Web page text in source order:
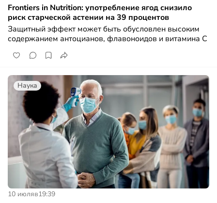
Frontiers in Nutrition: употребление ягод снизило
риск старческой астении на 39 процентов
Защитный эффект может быть обусловлен высоким
содержанием антоцианов, флавоноидов и витамина C
Наука
10 июляв19:39